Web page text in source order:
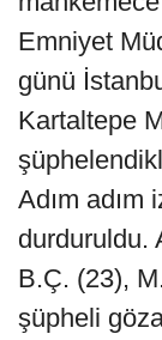
Emniyet
günü
Kartaltepe
Adım
durduruldu.
B.Ç. (23),
şüpheli